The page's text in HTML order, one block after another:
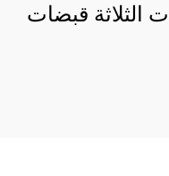
الثلاثة قبضات